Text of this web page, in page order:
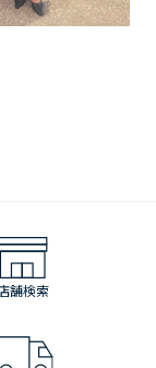
舗検索